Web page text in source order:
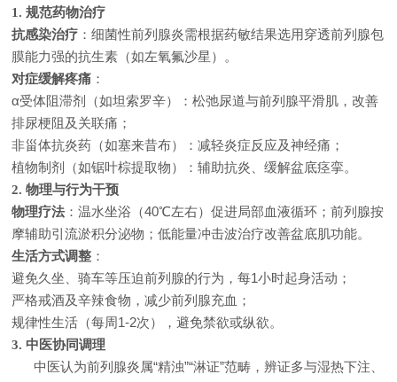
1. 规范药物治疗
抗感染治疗：细菌性前列腺炎需根据药敏结果选用穿透前列腺包
膜能力强的抗生素（如左氧氟沙星）。
对症缓解疼痛：
α受体阻滞剂（如坦索罗辛）：松弛尿道与前列腺平滑肌，改善
排尿梗阻及关联痛；
非甾体抗炎药（如塞来昔布）：减轻炎症反应及神经痛；
植物制剂（如锯叶棕提取物）：辅助抗炎、缓解盆底痉挛。
2. 物理与行为干预
物理疗法：温水坐浴（40℃左右）促进局部血液循环；前列腺按
摩辅助引流淤积分泌物；低能量冲击波治疗改善盆底肌功能。
生活方式调整：
避免久坐、骑车等压迫前列腺的行为，每1小时起身活动；
严格戒酒及辛辣食物，减少前列腺充血；
规律性生活（每周1-2次），避免禁欲或纵欲。
3. 中医协同调理
中医认为前列腺炎属“精浊”“淋证”范畴，辨证多与湿热下注、